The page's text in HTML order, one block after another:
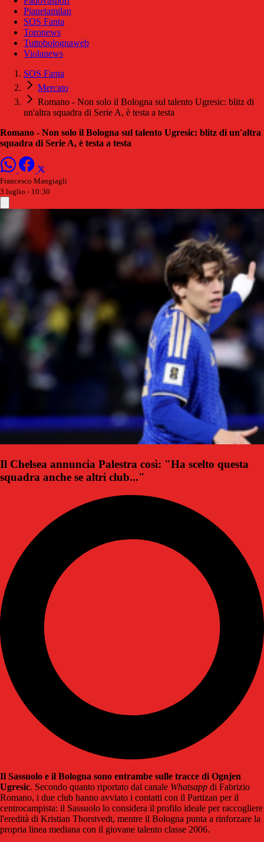
Pianetamilan
SOS Fanta
Toronews
Tuttobolognaweb
Violanews
SOS Fanta
Mercato
Romano - Non solo il Bologna sul talento Ugresic: blitz di
un'altra squadra di Serie A, è testa a testa
Romano - Non solo il Bologna sul talento Ugresic: blitz di un'altra
squadra di Serie A, è testa a testa
Francesco Mangiagli
3 luglio - 10:30
Il Chelsea annuncia Palestra così: "Ha scelto questa
squadra anche se altri club..."
Il Sassuolo e il Bologna sono entrambe sulle tracce di Ognjen
Ugresic. Secondo quanto riportato dal canale Whatsapp di Fabrizio
Romano, i due club hanno avviato i contatti con il Partizan per il
centrocampista: il Sassuolo lo considera il profilo ideale per raccogliere
l'eredità di Kristian Thorstvedt, mentre il Bologna punta a rinforzare la
propria linea mediana con il giovane talento classe 2006.